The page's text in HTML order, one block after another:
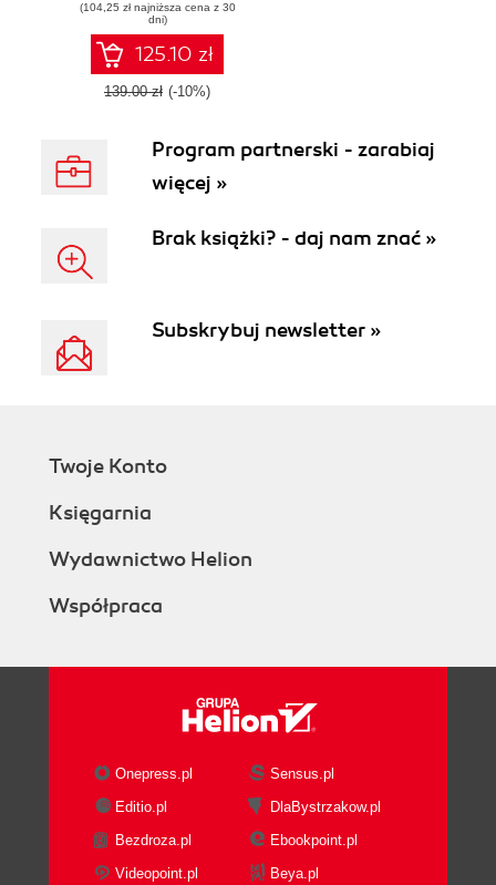
of network
automation using
Python and Go
(104,25 zł najniższa cena z 30
dni)
125.10 zł
139.00 zł (-10%)
Program partnerski - zarabiaj
więcej »
Brak książki? - daj nam znać »
Subskrybuj newsletter »
Twoje Konto
Księgarnia
Wydawnictwo Helion
Współpraca
Onepress.pl
Sensus.pl
Editio.pl
DlaBystrzakow.pl
Bezdroza.pl
Ebookpoint.pl
Videopoint.pl
Beya.pl